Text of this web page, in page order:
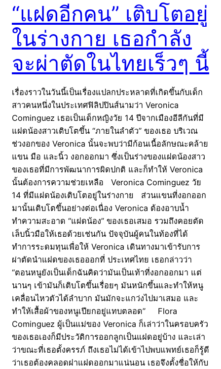
“แฝดอีกคน” เติบโตอยู่
ในร่างกาย เธอกำลัง
จะผ่าตัดในไทยเร็วๆ นี้
เรื่องราวในวันนี้เป็นเรื่องแปลกประหลาดที่เกิดขึ้นกับเด็ก
สาวคนหนึ่งในประเทศฟิลิปปินส์นามว่า Veronica
Cominguez เธอเป็นเด็กหญิงวัย 14 ปีจากเมืองอีลีกันที่มี
แฝดน้องสาวเติบโตขึ้น “ภายในลำตัว” ของเธอ บริเวณ
ช่วงอกของ Veronica นั้นจะพบว่ามีก้อนเนื้อลักษณะคล้าย
แขน มือ และนิ้ว งอกออกมา ซึ่งเป็นร่างของแฝดน้องสาว
ของเธอที่มีการพัฒนาการผิดปกติ และก็ทำให้ Veronica
นั้นต้องการความช่วยเหลือ Veronica Cominguez วัย
14 ที่มีแฝดน้องเติบโตอยู่ในร่างกาย ส่วนแขนที่งอกออก
มานั้นเติบโตขึ้นอย่างต่อเนื่อง Veronica ต้องอาบน้ำ
ทำความสะอาด “แฝดน้อง” ของเธอเสมอ รวมถึงคอยตัด
เล็บนิ้วมือให้เธอด้วยเช่นกัน ปัจจุบันผู้คนในท้องที่ได้
ทำการระดมทุนเพื่อให้ Veronica เดินทางมาเข้ารับการ
ผ่าตัดนำแฝดของเธอออกที่ ประเทศไทย เธอกล่าวว่า
“ตอนหนูยังเป็นเด็กฉันคิดว่ามันเป็นเท้าที่งอกออกมา แต่
นานๆ เข้ามันก็เติบโตขึ้นเรื่อยๆ มันหนักขึ้นและทำให้หนู
เคลื่อนไหวตัวได้ลำบาก มันมักจะแกว่งไปมาเสมอ และ
ทำให้เสื้อผ้าของหนูเปียกอยู่แทบตลอด” Flora
Cominguez ผู้เป็นแม่ของ Veronica ก็เล่าว่าในครอบครัว
ของเธอเองก็มีประวัติการออกลูกเป็นแฝดอยู่บ้าง และเล่า
ว่าขณะที่เธอตั้งครรภ์ ถึงเธอไม่ได้เข้าไปพบแพทย์เธอก็รู้ดี
ว่าเธอต้องคลอดฝาแฝดออกมาแน่นอน เธอจึงตั้งชื่อให้กับ